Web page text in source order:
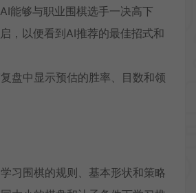
能够与职业围棋选手一决高下
，以便看到AI推荐的最佳招式和
盘中显示预估的胜率、目数和领
习围棋的规则、基本形状和策略